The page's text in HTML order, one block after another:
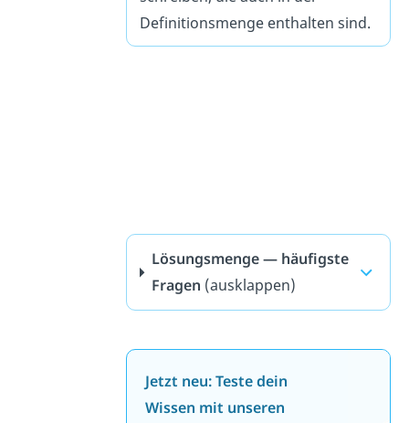
Definitionsmenge enthalten sind.
Lösungsmenge — häufigste
Fragen (ausklappen)
Jetzt neu: Teste dein
Wissen mit unseren